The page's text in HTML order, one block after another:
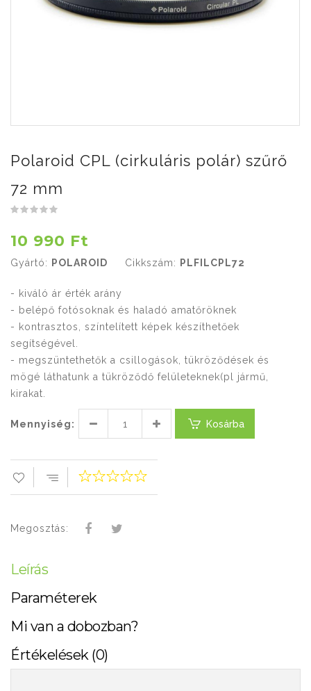
Polaroid CPL (cirkuláris polár) szűrő
72 mm
10 990 Ft
Gyártó: POLAROID Cikkszám: PLFILCPL72
- kiváló ár érték arány
- belépő fotósoknak és haladó amatőröknek
- kontrasztos, színtelített képek készíthetőek
segítségével.
- megszüntethetők a csillogások, tükröződések és
mögé láthatunk a tükröződő felületeknek(pl jármű,
kirakat.
Mennyiség: Kosárba
Megosztás:
Leírás
Paraméterek
Mi van a dobozban?
Értékelések (0)